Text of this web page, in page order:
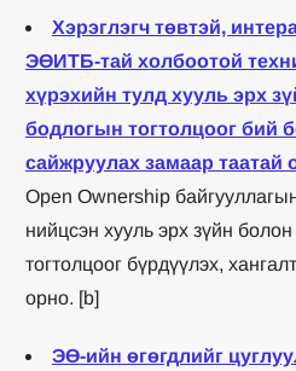
Хэрэглэгч төвтэй,
ЭӨИТБ-тай холбоотой
хүрэхийн тулд хууль эрх
бодлогын тогтолцоог бий
сайжруулах замаар таатай
Open Ownership
нийцсэн хууль эрх зүйн
тогтолцоог бүрдүүлэх,
орно. [b]
ЭӨ-ийн өгөгдлийг